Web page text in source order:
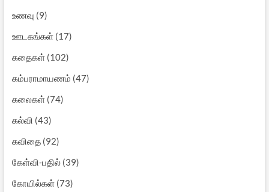
உணவு (9)
ஊடகங்கள்(17)
கதைகள்(102)
கம்பராமாயணம் (47)
கலைகள்(74)
கல்வி (43)
கவிதை(92)
கேள்வி-பதில்(39)
கோயில்கள்(73)